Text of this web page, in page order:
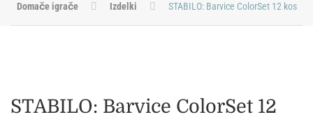
Domače igrače Izdelki STABILO: Barvice ColorSet 12 kos
STABILO: Barvice ColorSet 12